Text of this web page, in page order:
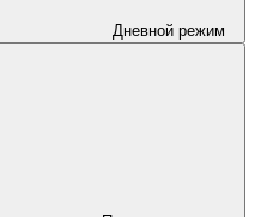
Дневной режим